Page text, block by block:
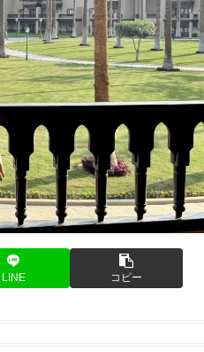
LINE コピー